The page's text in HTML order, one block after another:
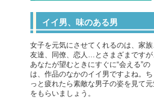
イイ男、味のある男
女子を元気にさせてくれるのは、家族
友達、同僚、恋人…とさまざまですが
あなたが望むときにすぐに“会える”の
は、作品のなかのイイ男ですよね。ち
っと疲れたら素敵な男子の姿を見て
をもらいましょう。